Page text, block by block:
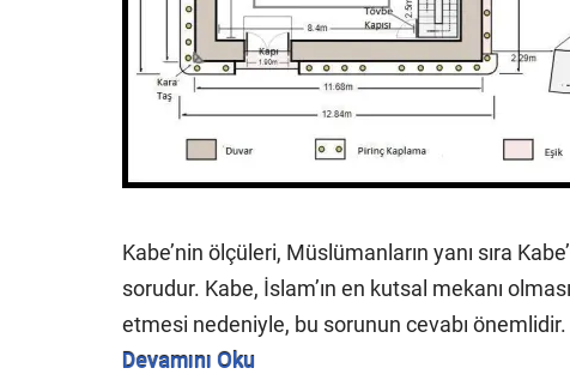
Kabe’nin ölçüleri, Müslümanların yanı sıra
sorudur. Kabe, İslam’ın en kutsal mekanı
etmesi nedeniyle, bu sorunun cevabı önemlidir.
Devamını Oku